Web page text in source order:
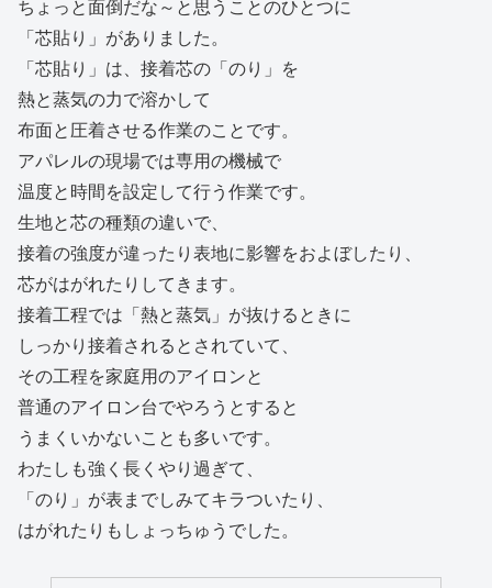
ちょっと面倒だな～と思うことのひとつに
「芯貼り」がありました。
「芯貼り」は、接着芯の「のり」を
熱と蒸気の力で溶かして
布面と圧着させる作業のことです。
アパレルの現場では専用の機械で
温度と時間を設定して行う作業です。
生地と芯の種類の違いで、
接着の強度が違ったり表地に影響をおよぼしたり、
芯がはがれたりしてきます。
接着工程では「熱と蒸気」が抜けるときに
しっかり接着されるとされていて、
その工程を家庭用のアイロンと
普通のアイロン台でやろうとすると
うまくいかないことも多いです。
わたしも強く長くやり過ぎて、
「のり」が表までしみてキラついたり、
はがれたりもしょっちゅうでした。